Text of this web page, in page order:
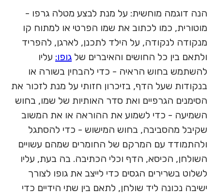
הנה דוגמה מוחשית: על מנת לבצע מטלה גרפו -
מוטורית, כמו לכתוב את שמו הפרטי או למתוח קו
מנקודה לנקודה, על הילד לתכנן, לארגן, להפריד
ולתאם בין כל החושים והאיברים של גופו: עליו
להשתמש בחוש הראיה - כדי להבחין בשורה או
בנקודות שעל הדף, בזיכרון חזותי על מנת לזכור את
הסימנים הגרפיים ואת סדר האותיות של שמו, בחוש
השמיעה - כדי לשמוע את ההוראה או את המשוב
שקיבל מהסביבה, בחוש המישוש - כדי להסתגל
ולהתמודד עם המרקם של החומרים שמהם עשויים
השולחן, הכיסא, הדף וכלי הכתיבה. בה בעת, עליו
לשלוט בשרירים הגסים כדי לייצב את גופו לצורך
ישיבה נכונה ליד שולחן, לתאם בין שתי הידיים כדי